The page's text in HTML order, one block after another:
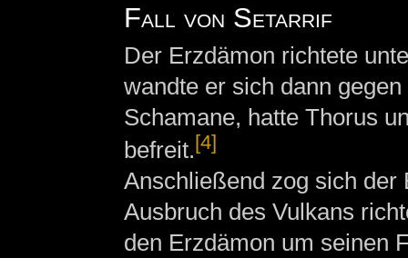
Fall von Setarrif
Der Erzdämon richtete
wandte er sich dann
Schamane, hatte Thorus
befreit.[4]
Anschließend zog sich der
Ausbruch des Vulkans
den Erzdämon um seinen